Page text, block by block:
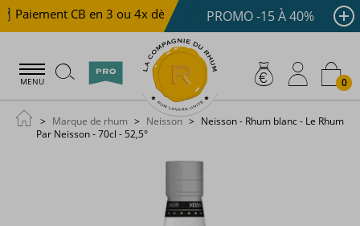
Paiement CB en 3 ou 4x dès 100 € Livraison offerte
PROMO -15 À 40%
MENU 0
Marque de rhum Neisson
Neisson - Rhum blanc - Le Rhum
Par Neisson - 70cl - 52,5°